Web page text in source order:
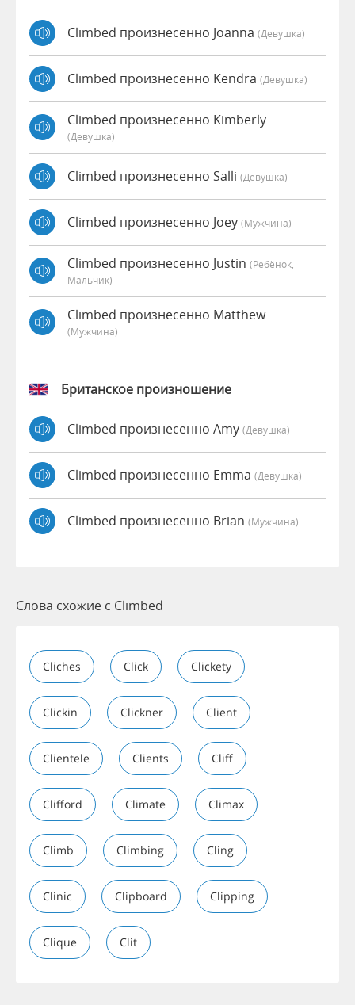
Climbed произнесенно Joanna (девушка)
Climbed произнесенно Kendra (девушка)
Climbed произнесенно Kimberly
(девушка)
Climbed произнесенно Salli (девушка)
Climbed произнесенно Joey (мужчина)
Climbed произнесенно Justin (Ребёнок,
Мальчик)
Climbed произнесенно Matthew
(мужчина)
Британское произношение
Climbed произнесенно Amy (девушка)
Climbed произнесенно Emma (девушка)
Climbed произнесенно Brian (мужчина)
Слова схожие с Climbed
Cliches Click Clickety
Clickin Clickner Client
Clientele Clients Cliff
Clifford Climate Climax
Climb Climbing Cling
Clinic Clipboard Clipping
Clique Clit